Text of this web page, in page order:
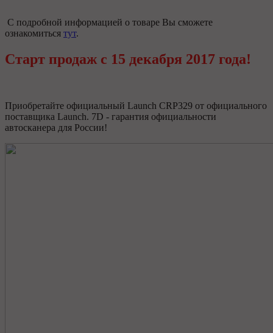
С подробной информацией о товаре Вы сможете
ознакомиться тут.
Старт продаж с 15 декабря 2017 года!
Приобретайте официальный Launch CRP329 от официального
поставщика Launch. 7D - гарантия официальности
автосканера для России!